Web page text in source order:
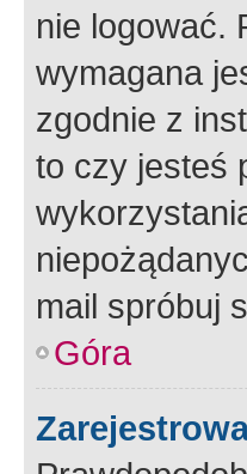
nie logować.
wymagana
zgodnie z
to czy jesteś
mail spróbuj
Góra